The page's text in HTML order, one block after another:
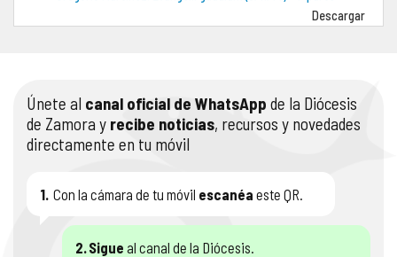
Descargar
Únete al canal oficial de WhatsApp de la Diócesis
de Zamora y recibe noticias, recursos y novedades
directamente en tu móvil
1. Con la cámara de tu móvil escanéa este QR.
2.Sigue al canal de la Diócesis.
PORTAL DE TRANSPARENCIA
APOSTOLADO SEGLAR
AUDIOS